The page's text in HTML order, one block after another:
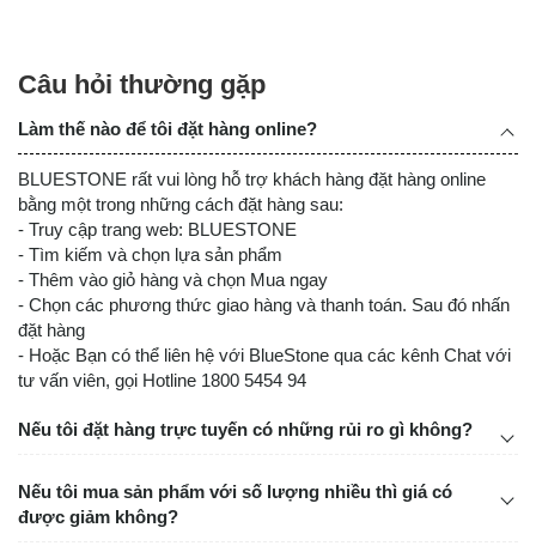
Tối ưu dưỡng chất - Ép kiệt muộn phiền
Sở hữu công suất 150W mạnh mẽ
BlueStone SJB-6551 giúp dễ dàng “xử lý” các loại rau củ
quả cứng như cà rốt, ổi hay thơm mà không lo kẹt máy hay
quá tải. Với
tốc độ ép chậm 55 vòng/phút
giúp giữ tối đa
khả năng chiết xuất dinh dưỡng, ít sinh nhiệt và không gây
Động cơ êm ái: Giảm tiếng ồn, vận hành bền bỉ.
Câu hỏi thường gặp
Làm thế nào để tôi đặt hàng online?
BLUESTONE rất vui lòng hỗ trợ khách hàng đặt hàng online
bằng một trong những cách đặt hàng sau:
- Truy cập trang web: BLUESTONE
- Tìm kiếm và chọn lựa sản phẩm
- Thêm vào giỏ hàng và chọn Mua ngay
- Chọn các phương thức giao hàng và thanh toán. Sau đó nhấn
đặt hàng
- Hoặc Bạn có thể liên hệ với BlueStone qua các kênh Chat với
tư vấn viên, gọi Hotline 1800 5454 94
Nếu tôi đặt hàng trực tuyến có những rủi ro gì không?
Nếu tôi mua sản phẩm với số lượng nhiều thì giá có
được giảm không?